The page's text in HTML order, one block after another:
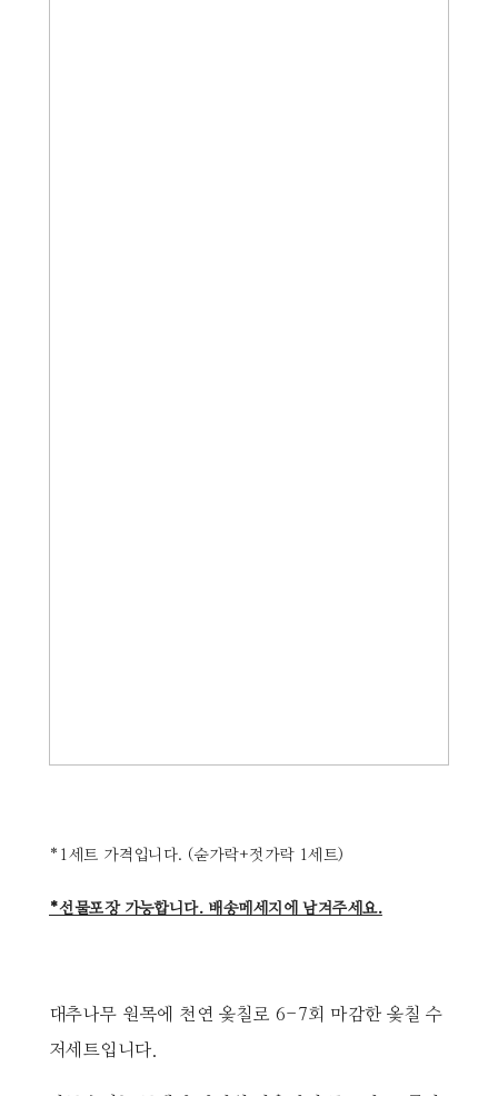
*1세트 가격입니다. (숟가락+젓가락 1세트)
*선물포장 가능합니다. 배송메세지에 남겨주세요.
대추나무 원목에 천연 옻칠로 6-7회 마감한 옻칠 수
저세트입니다.